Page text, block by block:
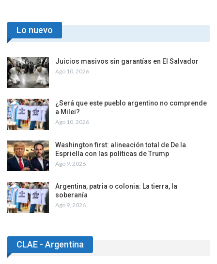
Lo nuevo
Juicios masivos sin garantías en El Salvador
Ago 10, 2026
¿Será que este pueblo argentino no comprende
a Milei?
Ago 10, 2026
Washington first: alineación total de De la
Espriella con las políticas de Trump
Ago 9, 2026
Argentina, patria o colonia: La tierra, la
soberanía
Ago 9, 2026
CLAE - Argentina